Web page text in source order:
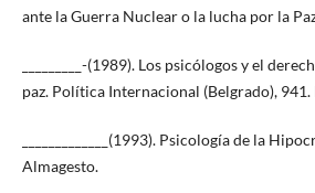
ante la Guerra Nuclear o la lucha por la
_________-(1989). Los psicólogos y el
paz. Política Internacional (Belgrado), 941.
_____________(1993). Psicología de la
Almagesto.